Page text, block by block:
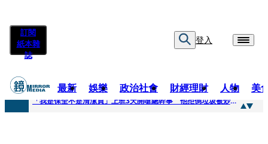
訂閱
紙本雜
誌
登入
最新 娛樂 政治社會 財經理財 人物 美
快訊
「我是保全不是清潔員」上班3天開嗆總幹事 他拒倒垃圾被炒！怒提告...法官這原因判敗訴